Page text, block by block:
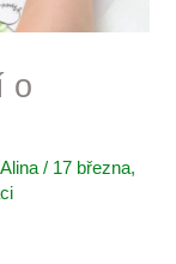
o
Alina/ 17 března,